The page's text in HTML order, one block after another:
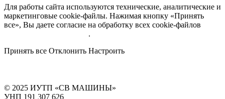
Для работы сайта используются технические, аналитические и
маркетинговые cookie-файлы. Нажимая кнопку «Принять
все», Вы даете согласие на обработку всех cookie-файлов
.
Принять все Отклонить Настроить
© 2025 ИУТП «СВ МАШИНЫ»
УНП 191 307 626